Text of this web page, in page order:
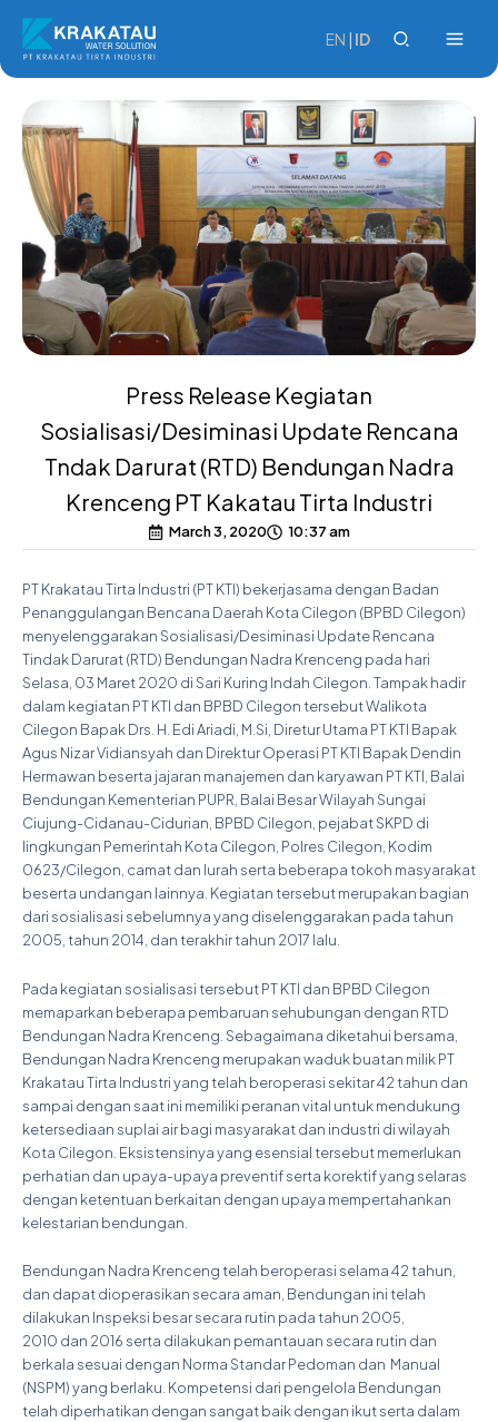
content
EN ID
Press Release Kegiatan
Sosialisasi/Desiminasi Update Rencana
Tndak Darurat (RTD) Bendungan Nadra
Krenceng PT Kakatau Tirta Industri
March 3, 2020 10:37 am
PT Krakatau Tirta Industri (PT KTI) bekerjasama dengan Badan
Penanggulangan Bencana Daerah Kota Cilegon (BPBD Cilegon)
menyelenggarakan Sosialisasi/Desiminasi Update Rencana
Tindak Darurat (RTD) Bendungan Nadra Krenceng pada hari
Selasa, 03 Maret 2020 di Sari Kuring Indah Cilegon. Tampak hadir
dalam kegiatan PT KTI dan BPBD Cilegon tersebut Walikota
Cilegon Bapak Drs. H. Edi Ariadi, M.Si, Diretur Utama PT KTI Bapak
Agus Nizar Vidiansyah dan Direktur Operasi PT KTI Bapak Dendin
Hermawan beserta jajaran manajemen dan karyawan PT KTI, Balai
Bendungan Kementerian PUPR, Balai Besar Wilayah Sungai
Ciujung-Cidanau-Cidurian, BPBD Cilegon, pejabat SKPD di
lingkungan Pemerintah Kota Cilegon, Polres Cilegon, Kodim
0623/Cilegon, camat dan lurah serta beberapa tokoh masyarakat
beserta undangan lainnya. Kegiatan tersebut merupakan bagian
dari sosialisasi sebelumnya yang diselenggarakan pada tahun
2005, tahun 2014, dan terakhir tahun 2017 lalu.
Pada kegiatan sosialisasi tersebut PT KTI dan BPBD Cilegon
memaparkan beberapa pembaruan sehubungan dengan RTD
Bendungan Nadra Krenceng. Sebagaimana diketahui bersama,
Bendungan Nadra Krenceng merupakan waduk buatan milik PT
Krakatau Tirta Industri yang telah beroperasi sekitar 42 tahun dan
sampai dengan saat ini memiliki peranan vital untuk mendukung
ketersediaan suplai air bagi masyarakat dan industri di wilayah
Kota Cilegon. Eksistensinya yang esensial tersebut memerlukan
perhatian dan upaya-upaya preventif serta korektif yang selaras
dengan ketentuan berkaitan dengan upaya mempertahankan
kelestarian bendungan.
Bendungan Nadra Krenceng telah beroperasi selama 42 tahun,
dan dapat dioperasikan secara aman, Bendungan ini telah
dilakukan Inspeksi besar secara rutin pada tahun 2005,
2010 dan 2016 serta dilakukan pemantauan secara rutin dan
berkala sesuai dengan Norma Standar Pedoman dan Manual
(NSPM) yang berlaku. Kompetensi dari pengelola Bendungan
telah diperhatikan dengan sangat baik dengan ikut serta dalam